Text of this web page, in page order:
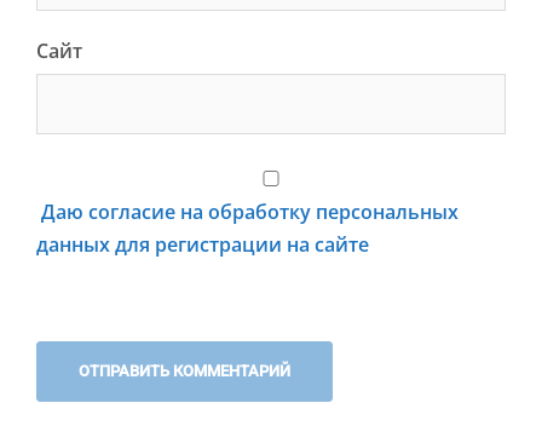
Сайт
Даю согласие на обработку персональных
данных для регистрации на сайте